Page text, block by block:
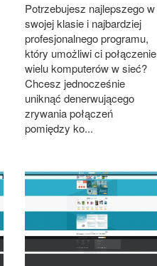
Potrzebujesz najlepszego w
swojej klasie i najbardziej
profesjonalnego programu,
który umożliwi ci połączenie
wielu komputerów w sieć?
Chcesz jednocześnie
uniknąć denerwującego
zrywania połączeń
pomiędzy ko...